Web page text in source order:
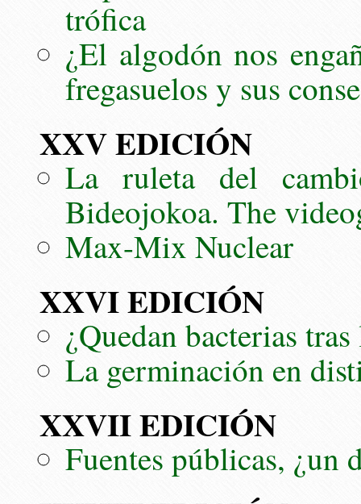
trófica
¿El algodón nos
fregasuelos y sus
XXV EDICIÓN
La ruleta del
Bideojokoa. The
Max-Mix Nuclear
XXVI EDICIÓN
¿Quedan bacterias
La germinación en
XXVII EDICIÓN
Fuentes públicas, ¿un